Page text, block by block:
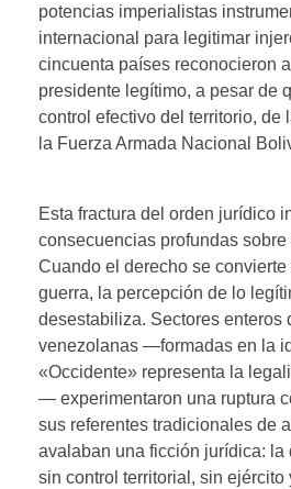
potencias imperialistas
internacional para legitimar
cincuenta países reconocieron
presidente legítimo, a pesar de
control efectivo del territorio, de
la Fuerza Armada Nacional
Esta fractura del orden jurídico
consecuencias profundas
Cuando el derecho se convierte
guerra, la percepción de lo
desestabiliza. Sectores enteros
venezolanas —formadas en la
«Occidente» representa la
— experimentaron una ruptura
sus referentes tradicionales de
avalaban una ficción jurídica: la
sin control territorial, sin